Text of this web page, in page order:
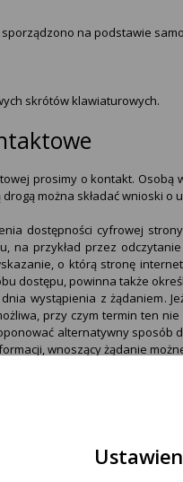
sporządzono na podstawie
skrótów klawiaturowych.
prosimy o kontakt. Osobą
drogą można składać wnioski
dostępności cyfrowej
na przykład przez
o którą stronę
dostępu, powinna także
wystąpienia z żądaniem.
przy czym termin ten
alternatywny
wnoszący żądanie
wyczerpaniu wskazanej